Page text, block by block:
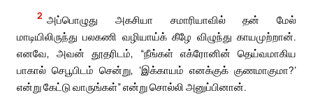
2 அப்பொழுது அகசியா சமாரியாவில் தன் மேல்
மாடியிலிருந்து பலகணி வழியாய்க் கீழே விழுந்து காயமுற்றான்.
எனவே, அவன் தூதரிடம், “நீங்கள் எக்ரோனின் தெய்வமாகிய
பாகால் செபூபிடம் சென்று, ‘இக்காயம் எனக்குக் குணமாகுமா?’
என்று கேட்டு வாருங்கள்” என்று சொல்லி அனுப்பினான்.